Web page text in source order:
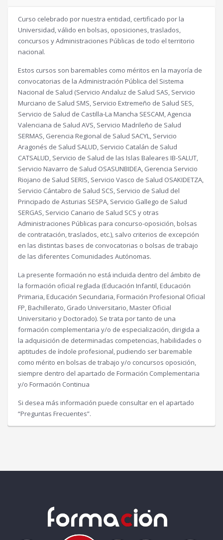
Curso celebrado por nuestra entidad, certificado por la
Universidad, válido en bolsas, oposiciones, traslados,
concursos y Administraciones Públicas de todo el territorio
nacional.
Estos cursos son baremables como méritos en la mayoría de
convocatorias de la Administración Pública del Sistema
Nacional de Salud (Servicio Andaluz de Salud SAS, Servicio
Murciano de Salud SMS, Servicio Extremeño de Salud SES,
Servicio de Salud de Castilla-La Mancha SESCAM, Agencia
Valenciana de Salud AVS, Servicio Madrileño de Salud
SERMAS, Gerencia Regional de Salud SACYL, Servicio
Aragonés de Salud SALUD, Servicio Catalán de Salud
CATSALUD, Servicio de Salud de las Islas Baleares IB-SALUT,
Servicio Navarro de Salud OSASUNBIDEA, Gerencia Servicio
Riojano de Salud SERIS, Servicio Vasco de Salud OSAKIDETZA,
Servicio Cántabro de Salud SCS, Servicio de Salud del
Principado de Asturias SESPA, Servicio Gallego de Salud
SERGAS, Servicio Canario de Salud SCS y otras
Administraciones Públicas para concurso-oposición, bolsas
de contratación, traslados, etc.), salvo criterios de excepción
en las distintas bases de convocatorias o bolsas de trabajo
de las diferentes Comunidades Autónomas.
La presente formación no está incluida dentro del ámbito de
la formación oficial reglada (Educación Infantil, Educación
Primaria, Educación Secundaria, Formación Profesional Oficial
FP, Bachillerato, Grado Universitario, Master Oficial
Universitario y Doctorado). Se trata por tanto de una
formación complementaria y/o de especialización, dirigida a
la adquisición de determinadas competencias, habilidades o
aptitudes de índole profesional, pudiendo ser baremable
como mérito en bolsas de trabajo y/o concursos oposición,
siempre dentro del apartado de Formación Complementaria
y/o Formación Continua
Si desea más información puede consultar en el apartado
“Preguntas Frecuentes”.